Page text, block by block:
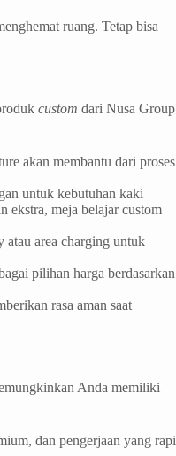
ruang. Tetap bisa
custom dari Nusa Group
akan membantu dari proses
untuk kebutuhan kaki
ekstra, meja belajar custom
atau area charging untuk
pilihan harga berdasarkan
rasa aman saat
Anda memiliki
dan pengerjaan yang rapi